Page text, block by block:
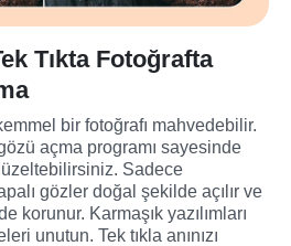
Tıkta Fotoğrafta
bir fotoğrafı mahvedebilir.
açma programı sayesinde
Sadece
gözler doğal şekilde açılır ve
korunur. Karmaşık yazılımları
unutun. Tek tıkla anınızı